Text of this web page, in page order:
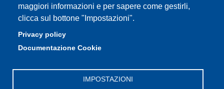
maggiori informazioni e per sapere come gestirli,
clicca sul bottone "Impostazioni".
Privacy policy
Documentazione Cookie
IMPOSTAZIONI
Mediche e Chirurgiche, Materno – Infantili e dell’Adulto
Sede: Via del Pozzo 71 - 41124 Modena
PEC: dipsmechimai@pec.unimore.it
Tel: 059 4223028